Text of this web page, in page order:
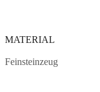
MATERIAL
Feinsteinzeug